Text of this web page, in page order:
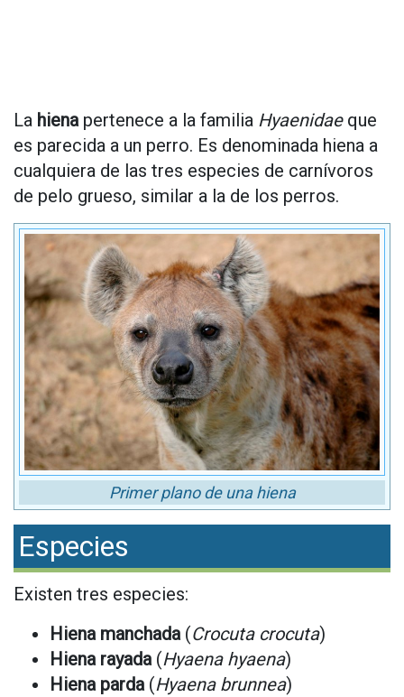
La hienapertenece a la familia Hyaenidaeque
es parecida a un perro. Es denominada hiena a
cualquiera de las tres especies de carnívoros
de pelo grueso, similar a la de los perros.
Primer plano de una hiena
Especies
Existen tres especies:
Hiena manchada(Crocuta crocuta)
Hiena rayada(Hyaena hyaena)
Hiena parda(Hyaena brunnea)